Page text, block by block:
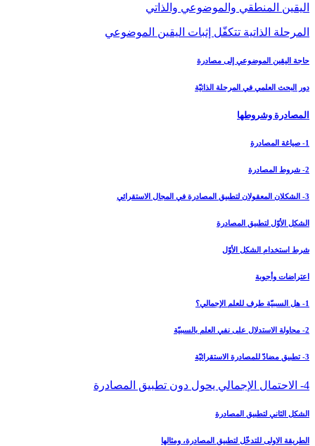
اليقين المنطقي والموضوعي والذاتي
المرحلة الذاتية تتكفّل إثبات اليقين الموضوعي
حاجة اليقين الموضوعي إلى مصادرة
دور البحث العلمي في المرحلة الذاتيّة
المصادرة وشروطها
1- صياغة المصادرة
2- شروط المصادرة
3- الشكلان المعقولان لتطبيق المصادرة في المجال الاستقرائي‏
الشكل الأوّل لتطبيق المصادرة
شرط استخدام الشكل الأوّل
اعتراضات وأجوبة
1- هل السببيّة طرف للعلم الإجمالي؟
2- محاولة الاستدلال على نفي العلم بالسببيّة
3- تطبيق مضادّ للمصادرة الاستقرائيّة
4- الاحتمال الإجمالي يحول دون تطبيق المصادرة
الشكل الثاني لتطبيق المصادرة
الطريقة الاولى للتدخّل لتطبيق المصادرة، ومثالها